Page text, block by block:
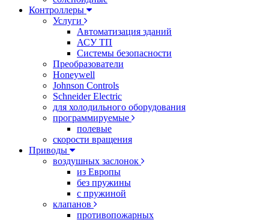
Контроллеры
Услуги
Автоматизация зданий
АСУ ТП
Системы безопасности
Преобразователи
Honeywell
Johnson Controls
Schneider Electric
для холодильного оборудования
программируемые
полевые
скорости вращения
Приводы
воздушных заслонок
из Европы
без пружины
с пружиной
клапанов
противопожарных